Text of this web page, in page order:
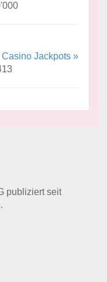
Casino Jackpots »
publiziert seit